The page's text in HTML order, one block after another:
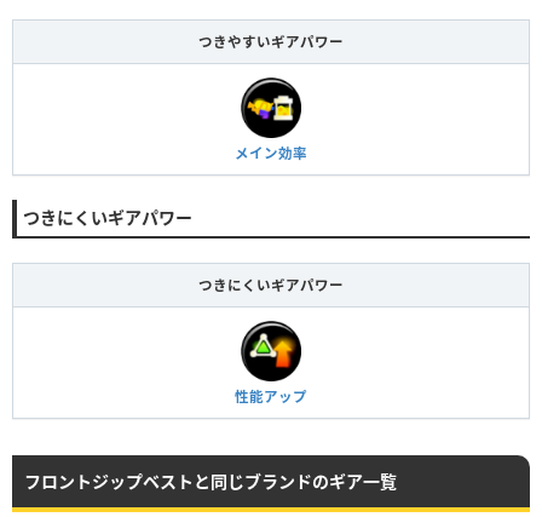
つきやすいギアパワー
メイン効率
つきにくいギアパワー
つきにくいギアパワー
性能アップ
フロントジップベストと同じブランドのギア一覧